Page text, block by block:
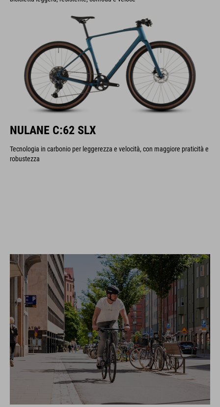
NULANE C:62 SLX
Tecnologia in carbonio per leggerezza e velocità, con maggiore praticità e
robustezza